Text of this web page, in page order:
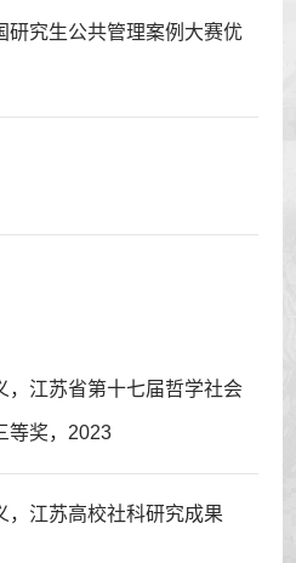
研究生公共管理案例大赛优
，江苏省第十七届哲学社会
等奖，2023
，江苏高校社科研究成果